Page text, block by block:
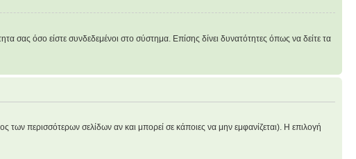
σας όσο είστε συνδεδεμένοι στο σύστημα. Επίσης δίνει δυνατότητες όπως να δείτε τα
των περισσότερων σελίδων αν και μπορεί σε κάποιες να μην εμφανίζεται). Η επιλογή